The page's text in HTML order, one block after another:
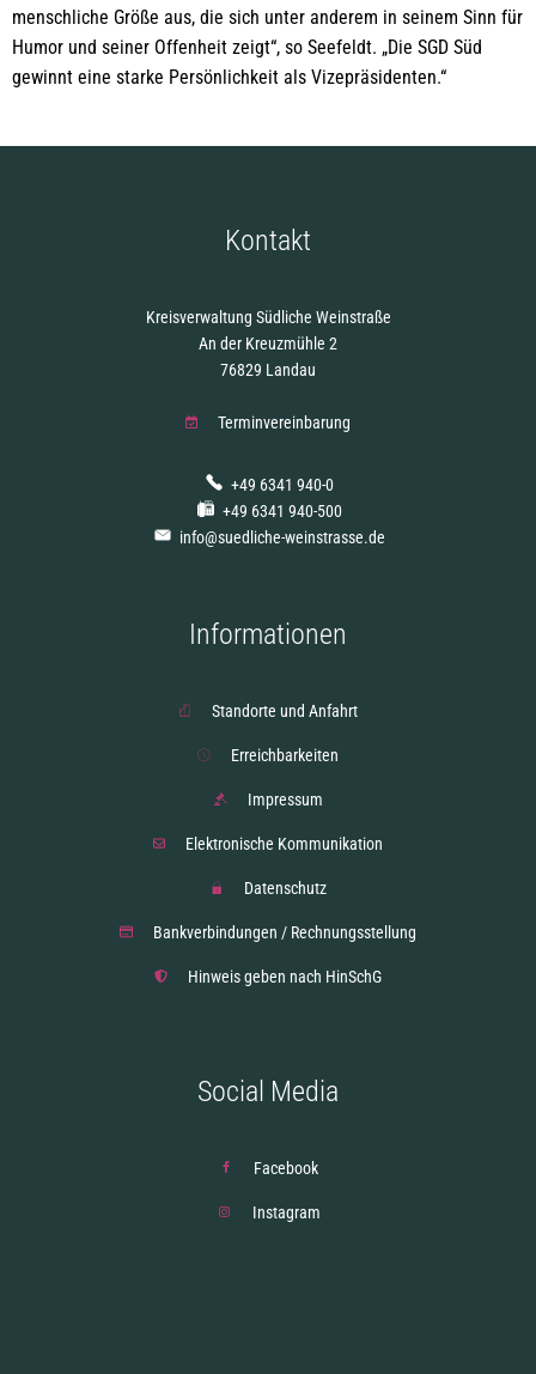
menschliche Größe aus, die sich unter anderem in seinem Sinn für
Humor und seiner Offenheit zeigt“, so Seefeldt. „Die SGD Süd
gewinnt eine starke Persönlichkeit als Vizepräsidenten.“
Kontakt
Kreisverwaltung Südliche Weinstraße
An der Kreuzmühle 2
76829 Landau
Terminvereinbarung
+49 6341 940-0
+49 6341 940-500
info@suedliche-weinstrasse.de
Informationen
Standorte und Anfahrt
Erreichbarkeiten
Impressum
Elektronische Kommunikation
Datenschutz
Bankverbindungen / Rechnungsstellung
Hinweis geben nach HinSchG
Social Media
Facebook
Instagram